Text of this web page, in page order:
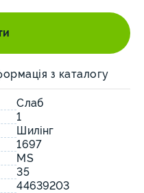
з каталогу
Слаб
1
Шилінг
1697
MS
35
44639203